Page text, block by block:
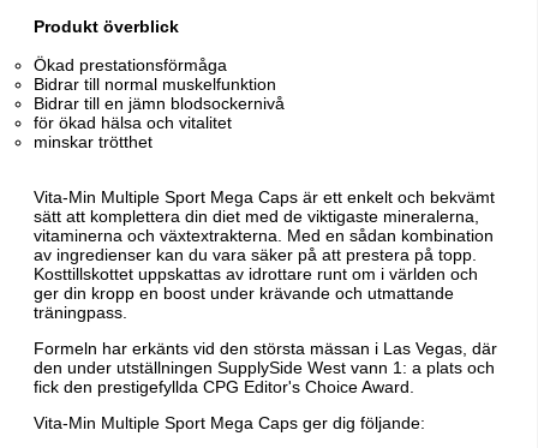
Produkt överblick
Ökad prestationsförmåga
Bidrar till normal muskelfunktion
Bidrar till en jämn blodsockernivå
för ökad hälsa och vitalitet
minskar trötthet
Vita-Min Multiple Sport Mega Caps är ett enkelt och bekvämt
sätt att komplettera din diet med de viktigaste mineralerna,
vitaminerna och växtextrakterna. Med en sådan kombination
av ingredienser kan du vara säker på att prestera på topp.
Kosttillskottet uppskattas av idrottare runt om i världen och
ger din kropp en boost under krävande och utmattande
träningpass.
Formeln har erkänts vid den största mässan i Las Vegas, där
den under utställningen SupplySide West vann 1: a plats och
fick den prestigefyllda CPG Editor's Choice Award.
Vita-Min Multiple Sport Mega Caps ger dig följande: